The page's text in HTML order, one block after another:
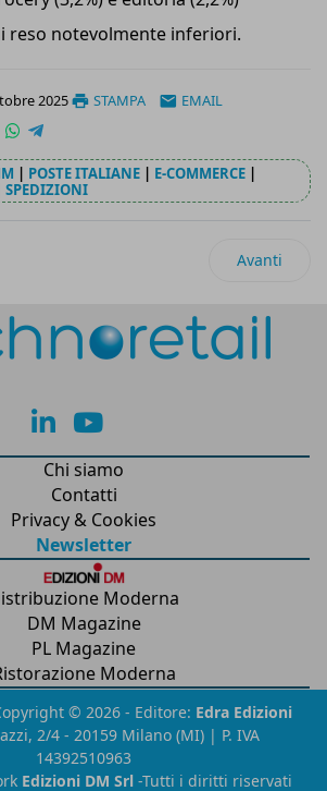
reso notevolmente inferiori.
2025 STAMPA
EMAIL
| POSTE ITALIANE | E-COMMERCE |
SPEDIZIONI
Furlog lancia i nuovi container più
Articolo
Avanti
lk yt
Chi siamo
Contatti
Privacy & Cookies
Newsletter
Moderna
DM Magazine
PL Magazine
Moderna
© 2026 - Editore: Edra Edizioni
2/4 - 20159 Milano (MI) | P. IVA
14392510963
Edizioni DM Srl -Tutti i diritti riservati